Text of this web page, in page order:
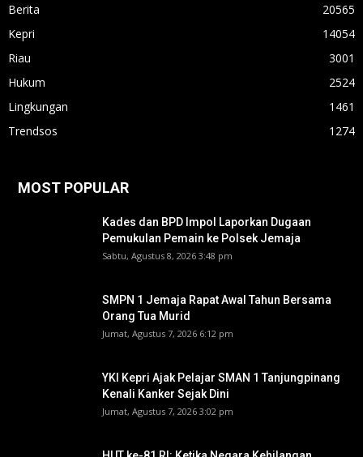
Berita
20565
Kepri
14054
Riau
3001
Hukum
2524
Lingkungan
1461
Trendsos
1274
MOST POPULAR
Kades dan BPD Impol Laporkan Dugaan
Pemukulan Pemain ke Polsek Jemaja
Sabtu, Agustus 8, 2026 3:48 pm
SMPN 1 Jemaja Rapat Awal Tahun Bersama
Orang Tua Murid ‎
Jumat, Agustus 7, 2026 6:12 pm
YKI Kepri Ajak Pelajar SMAN 1 Tanjungpinang
Kenali Kanker Sejak Dini
Jumat, Agustus 7, 2026 3:02 pm